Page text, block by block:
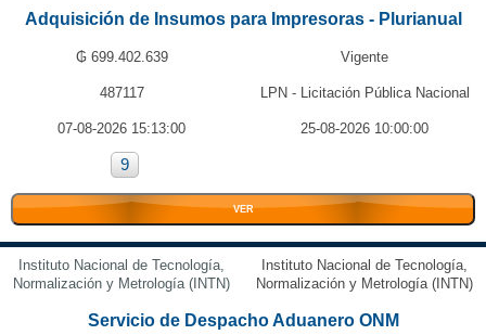
Adquisición de Insumos para Impresoras - Plurianual
₲ 699.402.639 Vigente
487117 LPN - Licitación Pública Nacional
07-08-2026 15:13:00 25-08-2026 10:00:00
9
VER
Instituto Nacional de Tecnología,
Normalización y Metrología (INTN)
Instituto Nacional de Tecnología,
Normalización y Metrología (INTN)
Servicio de Despacho Aduanero ONM